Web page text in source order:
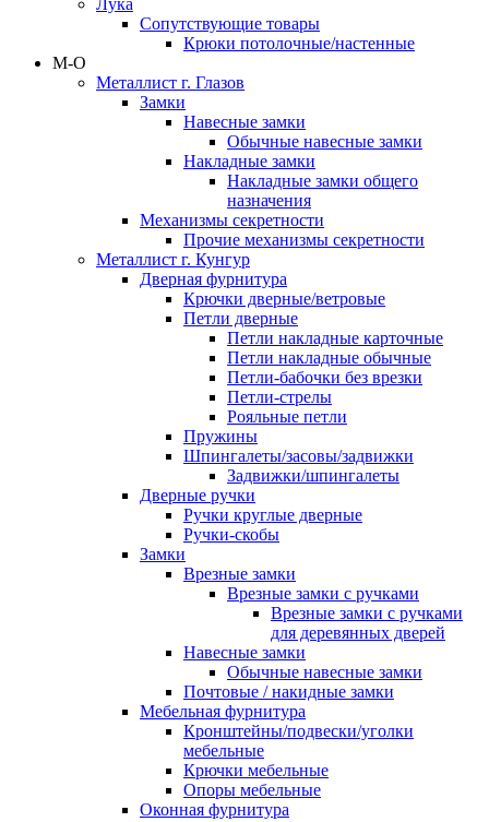
Лука
Сопутствующие товары
Крюки потолочные/настенные
М-О
Металлист г. Глазов
Замки
Навесные замки
Обычные навесные замки
Накладные замки
Накладные замки общего
назначения
Механизмы секретности
Прочие механизмы секретности
Металлист г. Кунгур
Дверная фурнитура
Крючки дверные/ветровые
Петли дверные
Петли накладные карточные
Петли накладные обычные
Петли-бабочки без врезки
Петли-стрелы
Рояльные петли
Пружины
Шпингалеты/засовы/задвижки
Задвижки/шпингалеты
Дверные ручки
Ручки круглые дверные
Ручки-скобы
Замки
Врезные замки
Врезные замки с ручками
Врезные замки с ручками
для деревянных дверей
Навесные замки
Обычные навесные замки
Почтовые / накидные замки
Мебельная фурнитура
Кронштейны/подвески/уголки
мебельные
Крючки мебельные
Опоры мебельные
Оконная фурнитура